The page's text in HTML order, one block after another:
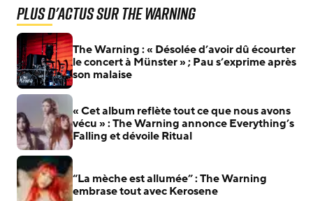
Plus d'actus sur The Warning
The Warning : « Désolée d’avoir dû écourter
le concert à Münster » ; Pau s’exprime après
son malaise
« Cet album reflète tout ce que nous avons
vécu » : The Warning annonce Everything’s
Falling et dévoile Ritual
“La mèche est allumée” : The Warning
embrase tout avec Kerosene